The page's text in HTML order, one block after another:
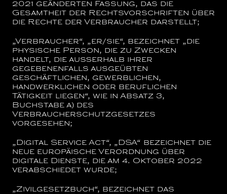
2021 geänderten Fassung, das die
Gesamtheit der Rechtsvorschriften über
die Rechte der Verbraucher darstellt;
„Verbraucher“, „er/sie“, bezeichnet „die
physische Person, die zu Zwecken
handelt, die außerhalb ihrer
gegebenenfalls ausgeübten
geschäftlichen, gewerblichen,
handwerklichen oder beruflichen
Tätigkeit liegen“, wie in Absatz 3,
Buchstabe a) des
Verbraucherschutzgesetzes
vorgesehen;
„Digital Service Act“, „DSA“ bezeichnet die
neue europäische Verordnung über
digitale Dienste, die am 4. Oktober 2022
verabschiedet wurde;
„Zivilgesetzbuch“, bezeichnet das